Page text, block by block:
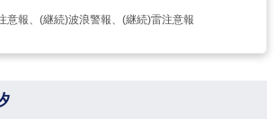
報、(継続)波浪警報、(継続)雷注意報